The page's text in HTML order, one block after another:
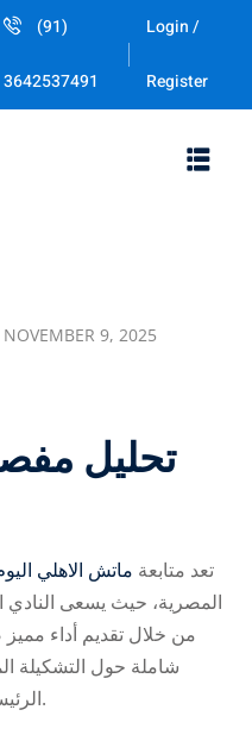
(91)
3642537491
Login /
Register
NOVEMBER 9, 2025
تحليل
تعد متابعة ماتش الاهلي
المصرية، حيث يسعى النادي
من خلال تقديم أداء
شاملة حول التشكيلة
الرئيسية التي قد تؤثر على نتيجة المباراة.
in Sign up
Sign up